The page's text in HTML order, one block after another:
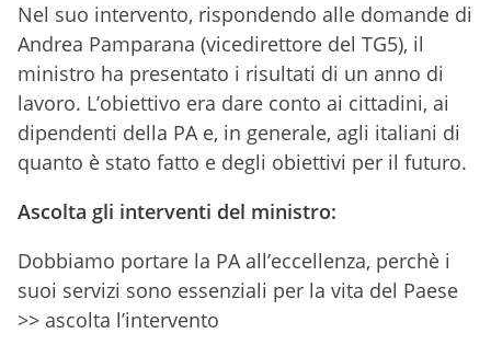
Nel suo intervento, rispondendo alle domande di
Andrea Pamparana (vicedirettore del TG5), il
ministro ha presentato i risultati di un anno di
lavoro. L’obiettivo era dare conto ai cittadini, ai
dipendenti della PA e, in generale, agli italiani di
quanto è stato fatto e degli obiettivi per il futuro.
Ascolta gli interventi del ministro:
Dobbiamo portare la PA all’eccellenza, perchè i
suoi servizi sono essenziali per la vita del Paese
>> ascolta l’intervento